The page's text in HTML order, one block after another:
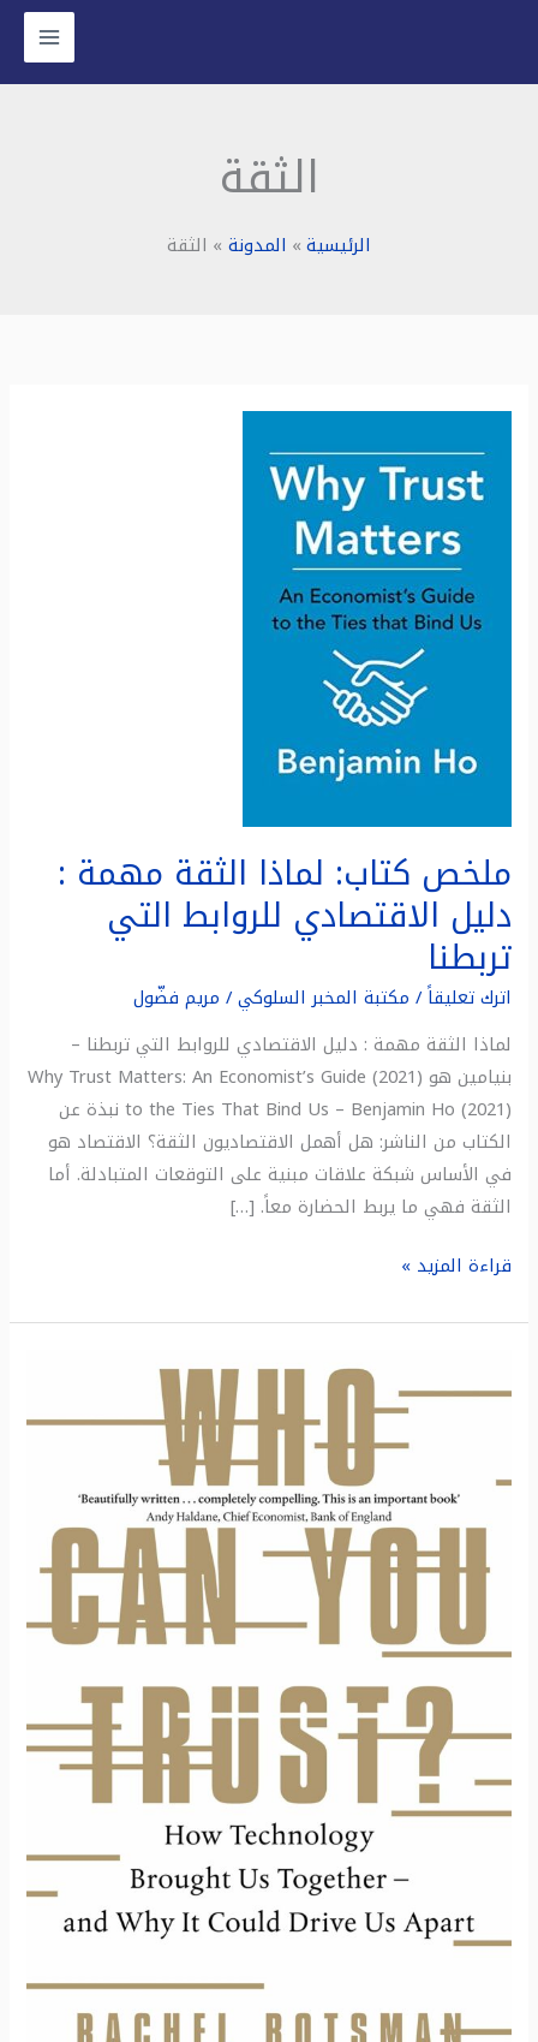
المحتوى
الثقة
الرئيسية المدونة الثقة
ملخص كتاب: لماذا الثقة مهمة :
دليل الاقتصادي للروابط التي
تربطنا
اترك تعليقاً/ مكتبة المخبر السلوكي/ مريم فضّول
لماذا الثقة مهمة : دليل الاقتصادي للروابط التي تربطنا –
بنيامين هو (2021) Why Trust Matters: An Economist’s Guide
to the Ties That Bind Us – Benjamin Ho (2021) نبذة عن
الكتاب من الناشر: هل أهمل الاقتصاديون الثقة؟ الاقتصاد هو
في الأساس شبكة علاقات مبنية على التوقعات المتبادلة. أما
الثقة فهي ما يربط الحضارة معاً. […]
كتاب:
لماذا
دليل
تربطنا
قراءة المزيد »
كتاب:
أن
تثق
جمعتنا
التكنولوجيا
تفرقنا